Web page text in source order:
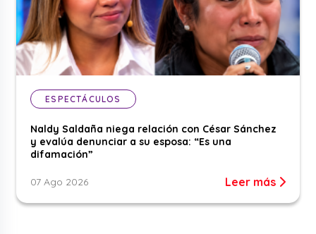
ESPECTÁCULOS
Naldy Saldaña niega relación con César Sánchez
y evalúa denunciar a su esposa: “Es una
difamación”
07 Ago 2026 Leer más